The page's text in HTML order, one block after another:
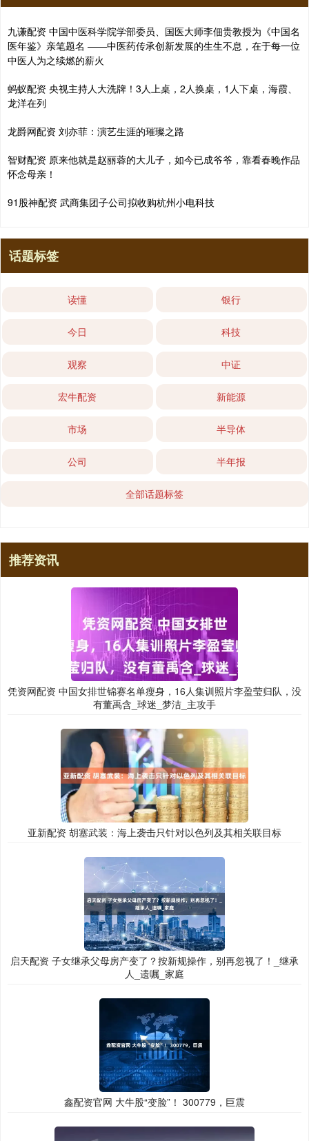
九谦配资 中国中医科学院学部委员、国医大师李佃贵教授为《中国名
医年鉴》亲笔题名 ——中医药传承创新发展的生生不息，在于每一位
中医人为之续燃的薪火
蚂蚁配资 央视主持人大洗牌！3人上桌，2人换桌，1人下桌，海霞、
龙洋在列
龙爵网配资 刘亦菲：演艺生涯的璀璨之路
智财配资 原来他就是赵丽蓉的大儿子，如今已成爷爷，靠看春晚作品
怀念母亲！
91股神配资 武商集团子公司拟收购杭州小电科技
话题标签
读懂 银行
今日 科技
观察 中证
宏牛配资 新能源
市场 半导体
公司 半年报
全部话题标签
推荐资讯
凭资网配资 中国女排世锦赛名单瘦身，16人集训照片李盈莹归队，没
有董禹含_球迷_梦洁_主攻手
亚新配资 胡塞武装：海上袭击只针对以色列及其相关联目标
启天配资 子女继承父母房产变了？按新规操作，别再忽视了！_继承
人_遗嘱_家庭
鑫配资官网 大牛股“变脸”！ 300779，巨震